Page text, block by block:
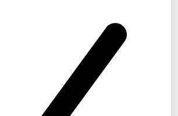
helfen uns, Ihnen ein
für Ihren Informationsbedarf
Sie das zu simulierende